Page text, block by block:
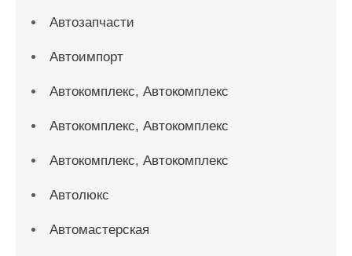
Автозапчасти
Автоимпорт
Автокомплекс, Автокомплекс
Автокомплекс, Автокомплекс
Автокомплекс, Автокомплекс
Автолюкс
Автомастерская